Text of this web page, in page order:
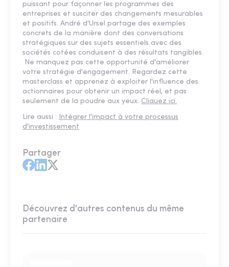
puissant pour façonner les programmes des
entreprises et susciter des changements mesurables
et positifs. André d'Ursel partage des exemples
concrets de la manière dont des conversations
stratégiques sur des sujets essentiels avec des
sociétés cotées conduisent à des résultats tangibles.
Ne manquez pas cette opportunité d'améliorer
votre stratégie d'engagement. Regardez cette
masterclass et apprenez à exploiter l'influence des
actionnaires pour obtenir un impact réel, et pas
seulement de la poudre aux yeux. Cliquez ici.
Lire aussi : Intégrer l'impact à votre processus
d'investissement
Partager
Découvrez d'autres contenus du même
partenaire